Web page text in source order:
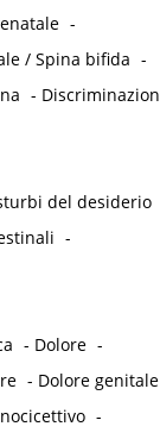
-
/ Spina bifida -
-
del desiderio
-
- Dolore -
- Dolore genitale
-